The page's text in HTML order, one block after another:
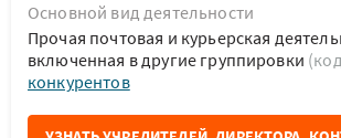
Основной вид деятельности
Прочая почтовая и курьерская
включенная в другие группировки
конкурентов